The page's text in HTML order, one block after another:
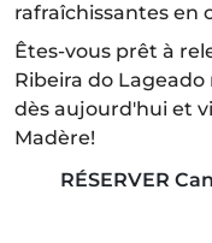
rafraîchissantes en
Êtes-vous prêt à
Ribeira do Lageado
dès aujourd'hui et
Madère!
RÉSERVER